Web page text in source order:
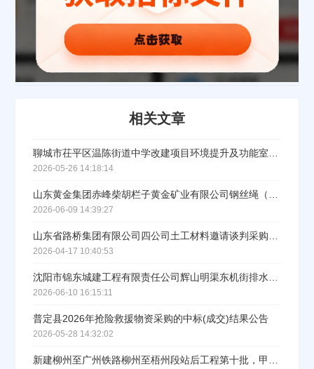
相关文章
聊城市茌平区温陈街道中学改建项目环境提升及功能室物资采购中标结果公示
2026-05-26 14:18:14
山东黄金集团赤峰柴胡栏子黄金矿业有限公司钢丝绳（2026年度第二批）采购成交结果公告
2026-06-09 14:39:27
山东省路桥集团有限公司四公司土工材料邀请谈判采购SDLQ2025HW104022（标段/包1）成交结果公示
2026-04-17 10:40:53
沈阳市锦东城建工程有限责任公司辉山明渠东机街排水改造工程（钢筋混凝土管）采购中标候选人公示
2026-06-10 16:15:11
普定县2026年抢险救援物资采购的中标(成交)结果公告
2026-05-28 14:32:02
新建柳州至广州铁路柳州至梧州段站后工程第十批，甲供物资（机务设备及系统）采购重新招标中标结果公示
公司名称
经办人
联系方式